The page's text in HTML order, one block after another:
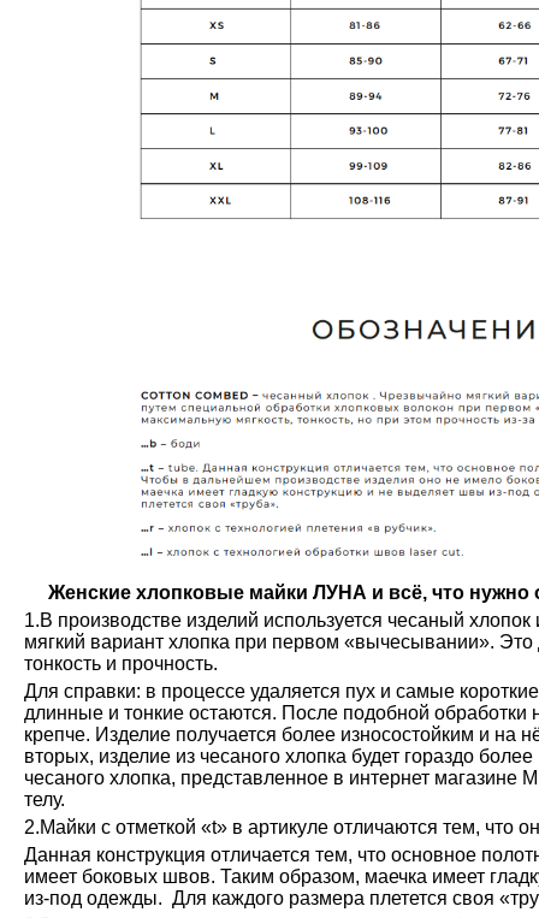
Женские хлопковые майки ЛУНА и всё, что нужно
1.В производстве изделий используется чесаный
мягкий вариант хлопка при первом «вычесывании». Это
тонкость и прочность.
Для справки: в процессе удаляется пух и самые
длинные и тонкие остаются. После подобной обработки
крепче. Изделие получается более износостойким и на
вторых, изделие из чесаного хлопка будет гораздо
чесаного хлопка, представленное в интернет магазине
телу.
2.Майки с отметкой «t» в артикуле отличаются тем, что
Данная конструкция отличается тем, что основное
имеет боковых швов. Таким образом, маечка имеет
из-под одежды. Для каждого размера плетется своя